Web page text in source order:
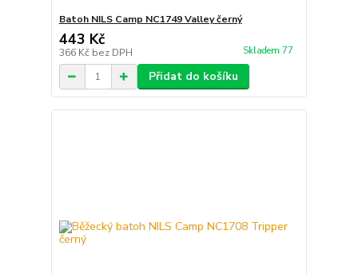
Batoh NILS Camp NC1749 Valley černý
443 Kč
366 Kč bez DPH Skladem 77
Přidat do košíku